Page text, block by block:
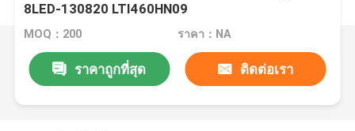
8LED-130820 LTI460HN09
MOQ：200 ราคา：NA
ราคาถูกที่สุด ติดต่อเรา